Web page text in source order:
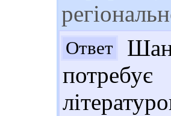
Ответ